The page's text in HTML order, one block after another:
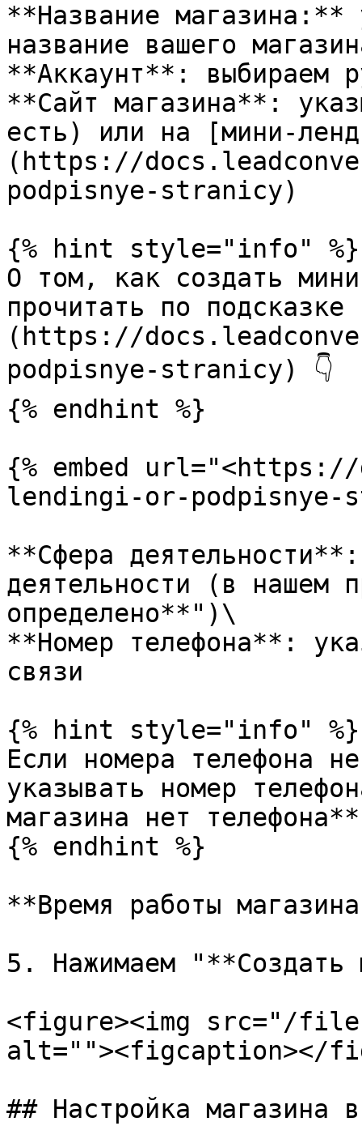
**Название магазина:**
название вашего
**Аккаунт**: выбираем
**Сайт магазина**:
есть) или на [мини-
(https://
podpisnye-stranicy)
{% hint style="info" %}
О том, как создать
прочитать по
(https://
podpisnye-stranicy) 👇
{% endhint %}
{% embed
lendingi-or-podpisnye-
**Сфера
деятельности (в нашем
определено**")\
**Номер телефона**:
связи
{% hint style="info" %}
Если номера телефона
указывать номер
магазина нет
{% endhint %}
**Время работы
5. Нажимаем "**Создать
<figure><img src="/files/
alt=""><figcaption></
## Настройка